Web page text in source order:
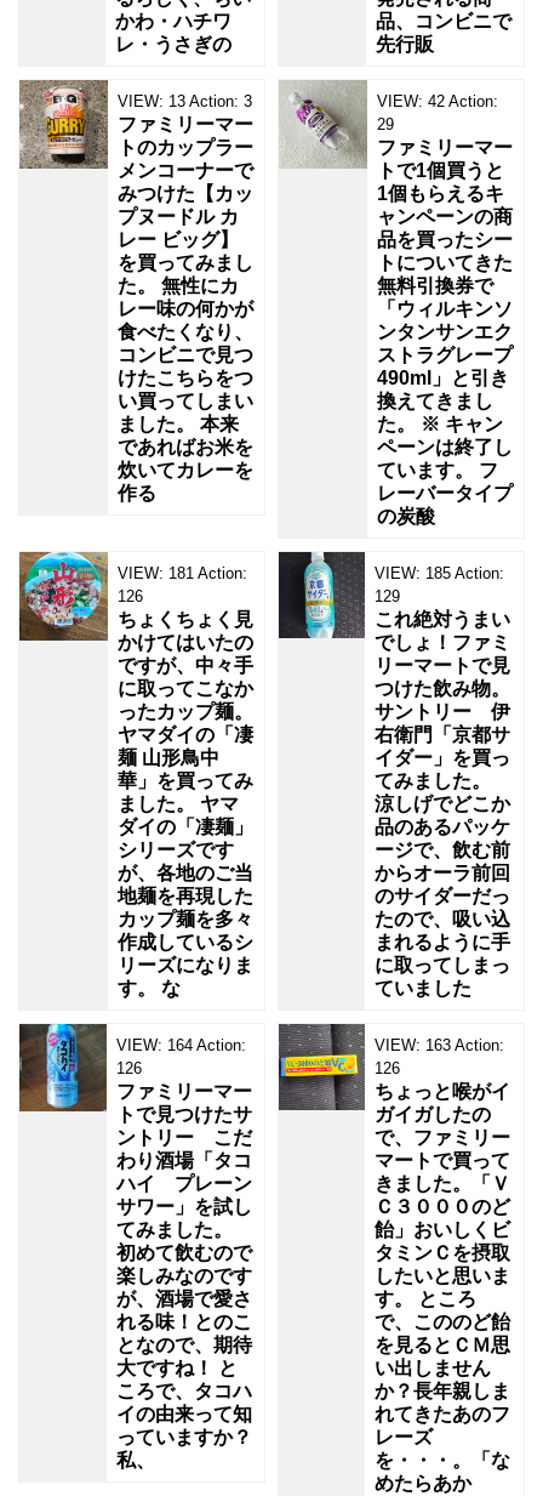
かわ・ハチワ
レ・うさぎの
品、コンビニで
先行販
VIEW: 13 Action: 3
ファミリーマー
トのカップラー
メンコーナーで
みつけた【カッ
プヌードル カ
レー ビッグ】
を買ってみまし
た。 無性にカ
レー味の何かが
食べたくなり、
コンビニで見つ
けたこちらをつ
い買ってしまい
ました。 本来
であればお米を
炊いてカレーを
作る
VIEW: 42 Action:
29
ファミリーマー
トで1個買うと
1個もらえるキ
ャンペーンの商
品を買ったシー
トについてきた
無料引換券で
「ウィルキンソ
ンタンサンエク
ストラグレープ
490ml」と引き
換えてきまし
た。 ※ キャン
ペーンは終了し
ています。 フ
レーバータイプ
の炭酸
VIEW: 181 Action:
126
ちょくちょく見
かけてはいたの
ですが、中々手
に取ってこなか
ったカップ麺。
ヤマダイの「凄
麺 山形鳥中
華」を買ってみ
ました。 ヤマ
ダイの「凄麺」
シリーズです
が、各地のご当
地麺を再現した
カップ麺を多々
作成しているシ
リーズになりま
す。 な
VIEW: 185 Action:
129
これ絶対うまい
でしょ！ファミ
リーマートで見
つけた飲み物。
サントリー 伊
右衛門「京都サ
イダー」を買っ
てみました。
涼しげでどこか
品のあるパッケ
ージで、飲む前
からオーラ前回
のサイダーだっ
たので、吸い込
まれるように手
に取ってしまっ
ていました
VIEW: 164 Action:
126
ファミリーマー
トで見つけたサ
ントリー こだ
わり酒場「タコ
ハイ プレーン
サワー」を試し
てみました。
初めて飲むので
楽しみなのです
が、酒場で愛さ
れる味！とのこ
となので、期待
大ですね！ と
ころで、タコハ
イの由来って知
っていますか？
私、
VIEW: 163 Action:
126
ちょっと喉がイ
ガイガしたの
で、ファミリー
マートで買って
きました。「Ｖ
Ｃ３０００のど
飴」おいしくビ
タミンＣを摂取
したいと思いま
す。 ところ
で、こののど飴
を見るとＣＭ思
い出しません
か？長年親しま
れてきたあのフ
レーズ
を・・・。「な
めたらあか